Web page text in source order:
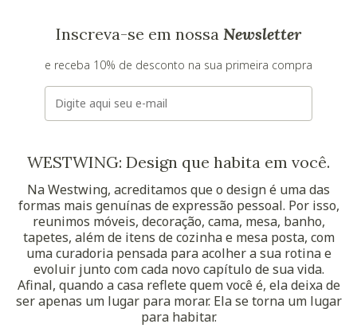
Inscreva-se em nossa Newsletter
e receba 10% de desconto na sua primeira compra
E-mail
WESTWING: Design que habita em você.
Na Westwing, acreditamos que o design é uma das
formas mais genuínas de expressão pessoal. Por isso,
reunimos móveis, decoração, cama, mesa, banho,
tapetes, além de itens de cozinha e mesa posta, com
uma curadoria pensada para acolher a sua rotina e
evoluir junto com cada novo capítulo de sua vida.
Afinal, quando a casa reflete quem você é, ela deixa de
ser apenas um lugar para morar. Ela se torna um lugar
para habitar.